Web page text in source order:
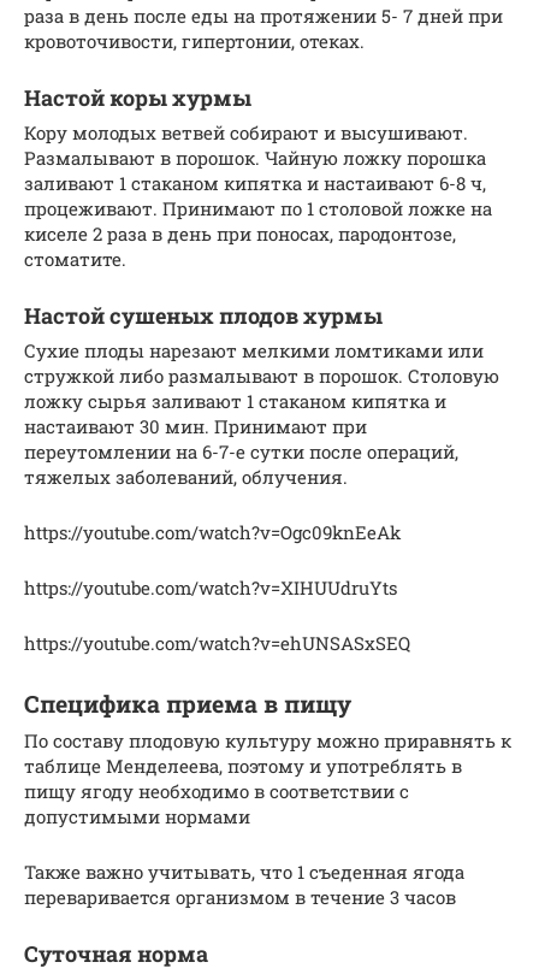
раза в день после еды на протяжении 5- 7 дней при
кровоточивости, гипертонии, отеках.
Настой коры хурмы
Кору молодых ветвей собирают и высушивают.
Размалывают в порошок. Чайную ложку порошка
заливают 1 стаканом кипятка и настаивают 6-8 ч,
процеживают. Принимают по 1 столовой ложке на
киселе 2 раза в день при поносах, пародонтозе,
стоматите.
Настой сушеных плодов хурмы
Сухие плоды нарезают мелкими ломтиками или
стружкой либо размалывают в порошок. Столовую
ложку сырья заливают 1 стаканом кипятка и
настаивают 30 мин. Принимают при
переутомлении на 6-7-е сутки после операций,
тяжелых заболеваний, облучения.
https://youtube.com/watch?v=Ogc09knEeAk
https://youtube.com/watch?v=XIHUUdruYts
https://youtube.com/watch?v=ehUNSASxSEQ
Специфика приема в пищу
По составу плодовую культуру можно приравнять к
таблице Менделеева, поэтому и употреблять в
пищу ягоду необходимо в соответствии с
допустимыми нормами
Также важно учитывать, что 1 съеденная ягода
переваривается организмом в течение 3 часов
Суточная норма